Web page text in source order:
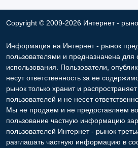
Copyright © 2009-2026 Интернет -
Информация на Интернет - рынок
пользователями и предназначена для
использования. Пользователи,
несут ответственность за ее
рынок только хранит и
пользователей и не несет
Мы не продаем и не предоставляем
пользование частную информацию
пользователей Интернет - рынок
разглашать частную информацию в